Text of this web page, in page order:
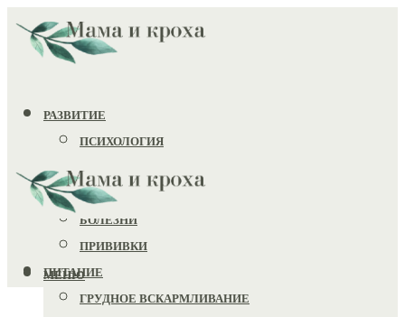
РАЗВИТИЕ
ПСИХОЛОГИЯ
ИГРУШКИ
ЗДОРОВЬЕ
БОЛЕЗНИ
ПРИВИВКИ
ПИТАНИЕ
ГРУДНОЕ ВСКАРМЛИВАНИЕ
МЕНЮ